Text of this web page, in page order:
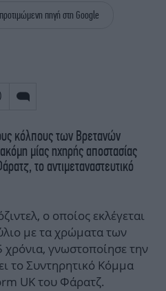
πηγή στη Google
κόλπους των Βρετανών
μίας ηχηρής αποστασίας
το αντιμεταναστευτικό
ο οποίος εκλέγεται
με τα χρώματα των
χρόνια, γνωστοποίησε την
το Συντηρητικό Κόμμα
UK του Φάρατζ.